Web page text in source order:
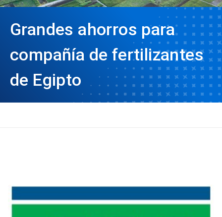
Grandes ahorros para
compañía de fertilizantes
de Egipto